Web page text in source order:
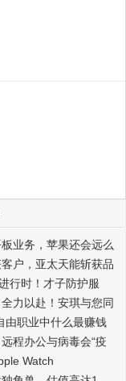
业务，苹果还会远么
户，亚太天能斩获品
行时！才子防护服
力以赴！安琪与您同
由职业中什么最赚钱
程办公与病毒会“疫
Watch